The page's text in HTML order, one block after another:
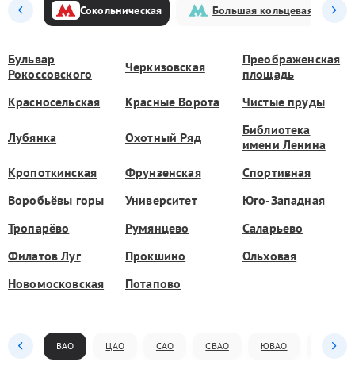
Сокольническая Большая кольцевая
Бульвар
Рокоссовского
Черкизовская
Преображенская
площадь
Красносельская
Красные Ворота Чистые пруды
Лубянка Охотный Ряд
Библиотека
имени Ленина
Кропоткинская
Фрунзенская
Спортивная
Воробьёвы горы
Университет
Юго-Западная
Тропарёво
Румянцево
Саларьево
Филатов Луг
Прокшино
Ольховая
Новомосковская
Потапово
ВАО ЦАО САО СВАО ЮВАО ЮАО